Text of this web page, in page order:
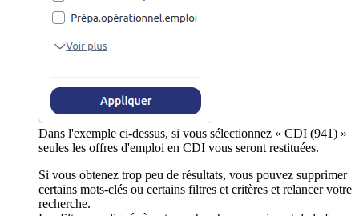
Dans l'exemple ci-dessus, si vous sélectionnez « CDI (941) »
seules les offres d'emploi en CDI vous seront restituées.
Si vous obtenez trop peu de résultats, vous pouvez supprimer
certains mots-clés ou certains filtres et critères et relancer votre
recherche.